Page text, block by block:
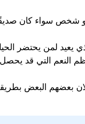
سواء كان صديقًا
لمن يحتضر
النعم التي قد
بعضهم البعض